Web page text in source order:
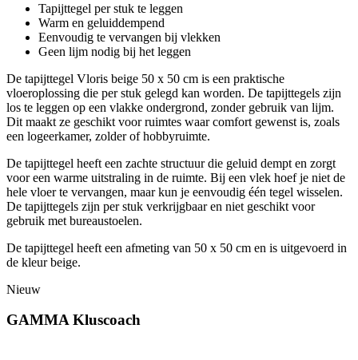
Tapijttegel per stuk te leggen
Warm en geluiddempend
Eenvoudig te vervangen bij vlekken
Geen lijm nodig bij het leggen
De tapijttegel Vloris beige 50 x 50 cm is een praktische
vloeroplossing die per stuk gelegd kan worden. De tapijttegels zijn
los te leggen op een vlakke ondergrond, zonder gebruik van lijm.
Dit maakt ze geschikt voor ruimtes waar comfort gewenst is, zoals
een logeerkamer, zolder of hobbyruimte.
De tapijttegel heeft een zachte structuur die geluid dempt en zorgt
voor een warme uitstraling in de ruimte. Bij een vlek hoef je niet de
hele vloer te vervangen, maar kun je eenvoudig één tegel wisselen.
De tapijttegels zijn per stuk verkrijgbaar en niet geschikt voor
gebruik met bureaustoelen.
De tapijttegel heeft een afmeting van 50 x 50 cm en is uitgevoerd in
de kleur beige.
Nieuw
GAMMA Kluscoach